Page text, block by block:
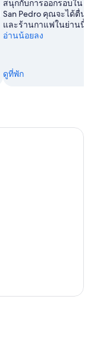
สนุกกับการออกรอบใน
San Pedro คุณจะได้ตื่น
และร้านกาแฟในย่านนี้
อ่านน้อยลง
ดูที่พัก